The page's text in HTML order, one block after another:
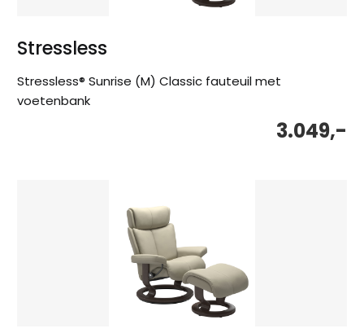
Stressless
Stressless® Sunrise (M) Classic fauteuil met
voetenbank
3.049,-